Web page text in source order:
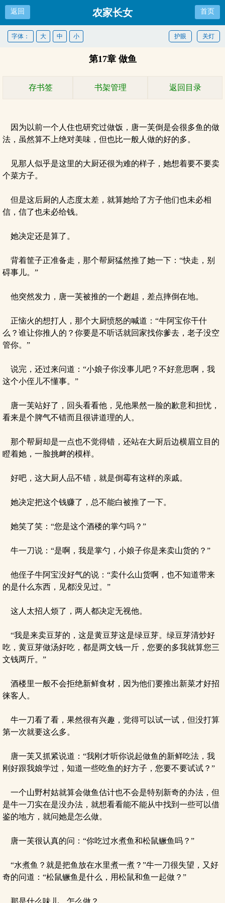
返回 农家长女 首页
关灯
护眼
字体： 大 中 小
第17章 做鱼
存书签 书架管理 返回目录
因为以前一个人住也研究过做饭，唐一芙倒是会很多鱼的做
法，虽然算不上绝对美味，但也比一般人做的好的多。
见那人似乎是这里的大厨还很为难的样子，她想着要不要卖
个菜方子。
但是这后厨的人态度太差，就算她给了方子他们也未必相
信，信了也未必给钱。
她决定还是算了。
背着筐子正准备走，那个帮厨猛然推了她一下：“快走，别
碍事儿。”
他突然发力，唐一芙被推的一个趔趄，差点摔倒在地。
正恼火的想打人，那个大厨愤怒的喊道：“牛阿宝你干什
么？谁让你推人的？你要是不听话就回家找你爹去，老子没空
管你。”
说完，还过来问道：“小娘子你没事儿吧？不好意思啊，我
这个小侄儿不懂事。”
唐一芙站好了，回头看看他，见他果然一脸的歉意和担忧，
看来是个脾气不错而且很讲道理的人。
那个帮厨却是一点也不觉得错，还站在大厨后边横眉立目的
瞪着她，一脸挑衅的模样。
好吧，这大厨人品不错，就是倒霉有这样的亲戚。
她决定把这个钱赚了，总不能白被推了一下。
她笑了笑：“您是这个酒楼的掌勺吗？”
牛一刀说：“是啊，我是掌勺，小娘子你是来卖山货的？”
他侄子牛阿宝没好气的说：“卖什么山货啊，也不知道带来
的是什么东西，见都没见过。”
这人太招人烦了，两人都决定无视他。
“我是来卖豆芽的，这是黄豆芽这是绿豆芽。绿豆芽清炒好
吃，黄豆芽做汤好吃，都是两文钱一斤，您要的多我就算您三
文钱两斤。”
酒楼里一般不会拒绝新鲜食材，因为他们要推出新菜才好招
徕客人。
牛一刀看了看，果然很有兴趣，觉得可以试一试，但没打算
第一次就要这么多。
唐一芙又抓紧说道：“我刚才听你说起做鱼的新鲜吃法，我
刚好跟我娘学过，知道一些吃鱼的好方子，您要不要试试？”
一个山野村姑就算会做鱼估计也不会是特别新奇的办法，但
是牛一刀实在是没办法，就想看看能不能从中找到一些可以借
鉴的地方，就问她是怎么做。
唐一芙很认真的问：“你吃过水煮鱼和松鼠鳜鱼吗？”
“水煮鱼？就是把鱼放在水里煮一煮？”牛一刀很失望，又好
奇的问道：“松鼠鳜鱼是什么，用松鼠和鱼一起做？”
那是什么味儿，怎么做？